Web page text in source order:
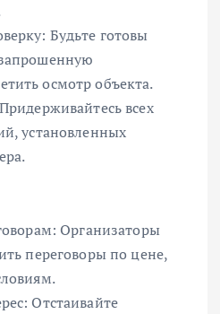
Будьте готовы
осмотр объекта.
всех
установленных
Организаторы
переговоры по цене,
Отстаивайте